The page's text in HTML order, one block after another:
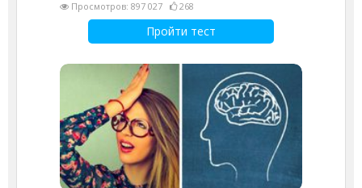
Просмотров: 897 027
268
Пройти тест